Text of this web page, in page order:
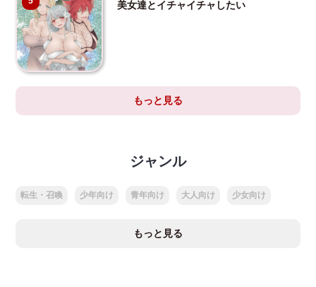
美女達とイチャイチャしたい
もっと見る
ジャンル
転生・召喚 少年向け 青年向け 大人向け 少女向け
もっと見る